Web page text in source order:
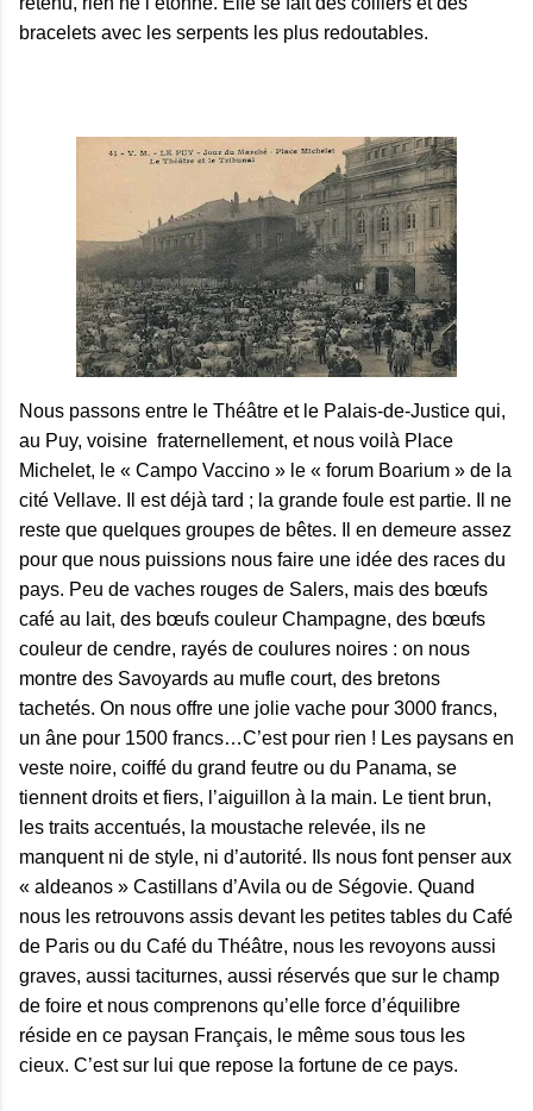
bracelets avec les serpents les plus redoutables.
Nous passons entre le Théâtre et le Palais-de-Justice qui,
au Puy, voisine fraternellement, et nous voilà Place
Michelet, le « Campo Vaccino » le « forum Boarium » de la
cité Vellave. Il est déjà tard ; la grande foule est partie. Il ne
reste que quelques groupes de bêtes. Il en demeure assez
pour que nous puissions nous faire une idée des races du
pays. Peu de vaches rouges de Salers, mais des bœufs
café au lait, des bœufs couleur Champagne, des bœufs
couleur de cendre, rayés de coulures noires : on nous
montre des Savoyards au mufle court, des bretons
tachetés. On nous offre une jolie vache pour 3000 francs,
un âne pour 1500 francs…C’est pour rien ! Les paysans en
veste noire, coiffé du grand feutre ou du Panama, se
tiennent droits et fiers, l’aiguillon à la main. Le tient brun,
les traits accentués, la moustache relevée, ils ne
manquent ni de style, ni d’autorité. Ils nous font penser aux
« aldeanos » Castillans d’Avila ou de Ségovie. Quand
nous les retrouvons assis devant les petites tables du Café
de Paris ou du Café du Théâtre, nous les revoyons aussi
graves, aussi taciturnes, aussi réservés que sur le champ
de foire et nous comprenons qu’elle force d’équilibre
réside en ce paysan Français, le même sous tous les
cieux. C’est sur lui que repose la fortune de ce pays.